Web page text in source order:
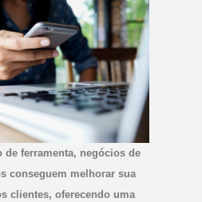
de ferramenta, negócios de
conseguem melhorar sua
clientes, oferecendo uma